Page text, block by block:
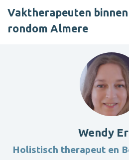
Vaktherapeuten
rondom Almere
Wendy
Holistisch therapeut en